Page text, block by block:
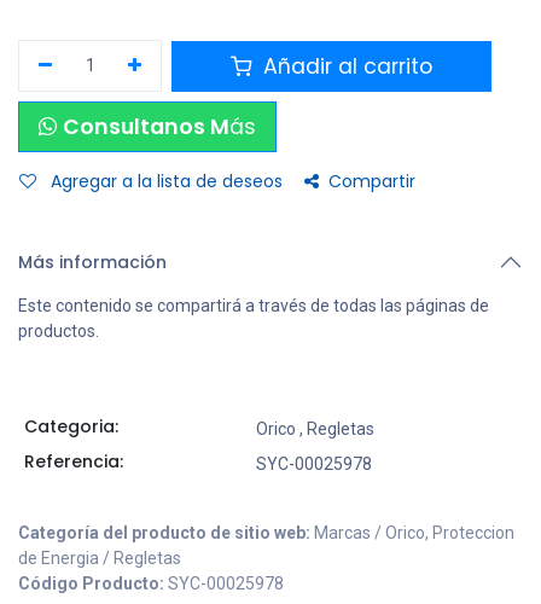
Añadir al carrito
Consultanos Más
Agregar a la lista de deseos Compartir
Más información
Este contenido se compartirá a través de todas las páginas de
productos.
Categoria: Orico , Regletas
Referencia: SYC-00025978
Categoría del producto de sitio web: Marcas / Orico, Proteccion
de Energia / Regletas
Código Producto: SYC-00025978